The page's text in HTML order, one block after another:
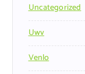
Uncategorized
Uwv
Venlo